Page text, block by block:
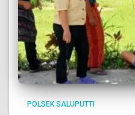
POLSEK SALUPUTTI